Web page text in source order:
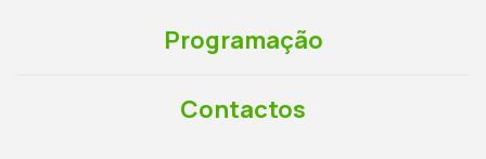
Programação
Contactos